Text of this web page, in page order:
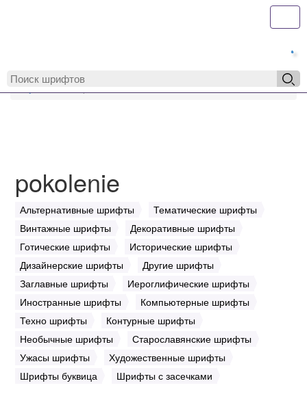
MyFonts.ru
pokolenie
Альтернативные шрифты
Тематические шрифты
Винтажные шрифты
Декоративные шрифты
Готические шрифты
Исторические шрифты
Дизайнерские шрифты
Другие шрифты
Заглавные шрифты
Иероглифические шрифты
Иностранные шрифты
Компьютерные шрифты
Техно шрифты
Контурные шрифты
Необычные шрифты
Старославянские шрифты
Ужасы шрифты
Художественные шрифты
Шрифты буквица
Шрифты с засечками